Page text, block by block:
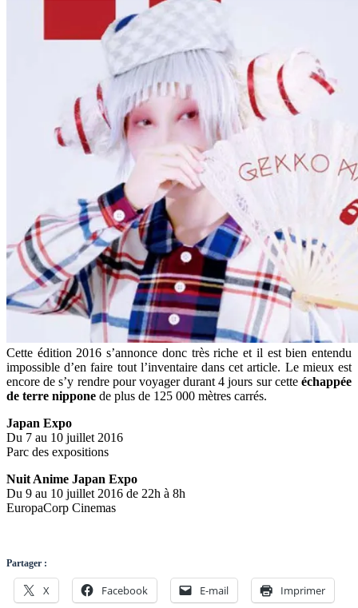
Cette édition 2016 s’annonce donc très riche et il est bien entendu
impossible d’en faire tout l’inventaire dans cet article. Le mieux est
encore de s’y rendre pour voyager durant 4 jours sur cette échappée
de terre nippone de plus de 125 000 mètres carrés.
Japan Expo
Du 7 au 10 juillet 2016
Parc des expositions
Nuit Anime Japan Expo
Du 9 au 10 juillet 2016 de 22h à 8h
EuropaCorp Cinemas
Partager :
X Facebook E-mail Imprimer